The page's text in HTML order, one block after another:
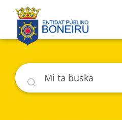
Buska